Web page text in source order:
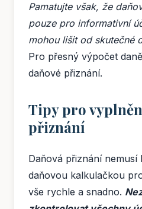
Pamatujte však, že
pouze pro informativní
mohou lišit od skutečné
Pro přesný výpočet
daňové přiznání.
Tipy pro
přiznání
Daňová přiznání
daňovou kalkulačkou
vše rychle a snadno.